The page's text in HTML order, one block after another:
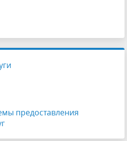
предоставления